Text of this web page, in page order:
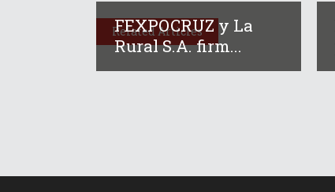
Related Articles
FEXPOCRUZ y La
Rural S.A. firm...